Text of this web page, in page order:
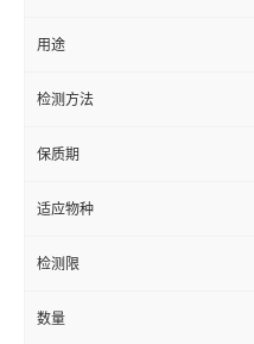
用途
检测方法
保质期
适应物种
检测限
数量